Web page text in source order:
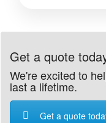
Get a quote
We're excited to
last a lifetime.
Get a quote